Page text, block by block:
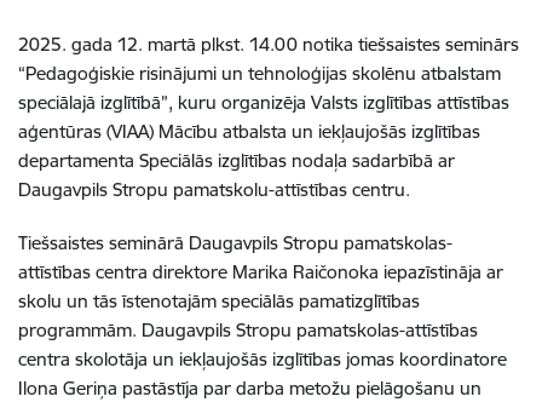
2025. gada 12. martā plkst. 14.00 notika tiešsaistes seminārs
“Pedagoģiskie risinājumi un tehnoloģijas skolēnu atbalstam
speciālajā izglītībā”, kuru organizēja Valsts izglītības attīstības
aģentūras (VIAA) Mācību atbalsta un iekļaujošās izglītības
departamenta Speciālās izglītības nodaļa sadarbībā ar
Daugavpils Stropu pamatskolu-attīstības centru.
Tiešsaistes seminārā Daugavpils Stropu pamatskolas-
attīstības centra direktore Marika Raičonoka iepazīstināja ar
skolu un tās īstenotajām speciālās pamatizglītības
programmām. Daugavpils Stropu pamatskolas-attīstības
centra skolotāja un iekļaujošās izglītības jomas koordinatore
Ilona Geriņa pastāstīja par darba metožu pielāgošanu un